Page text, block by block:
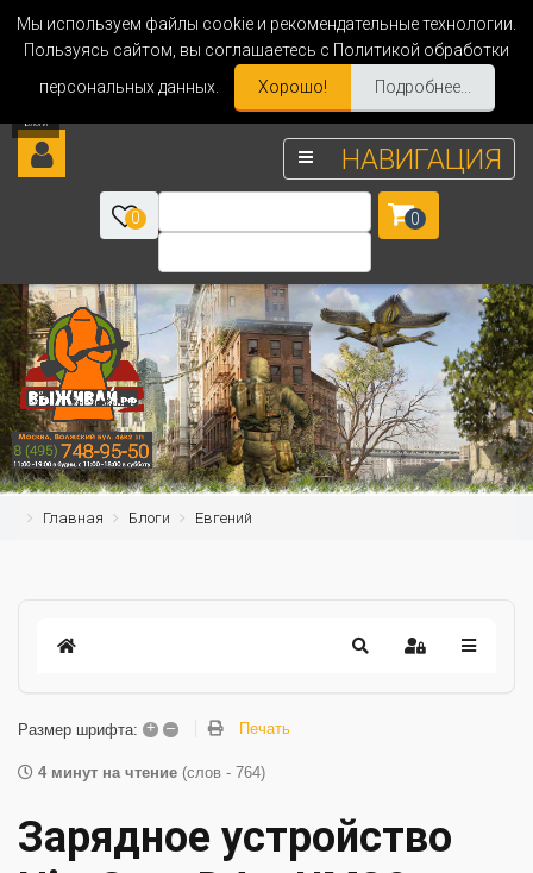
Мы используем файлы cookie и рекомендательные технологии.
Пользуясь сайтом, вы соглашаетесь с Политикой обработки
персональных данных.
Хорошо! Подробнее...
НАВИГАЦИЯ
0 0
Главная Блоги Евгений
Размер шрифта: + – Печать
4 минут на чтение (слов - 764)
Зарядное устройство